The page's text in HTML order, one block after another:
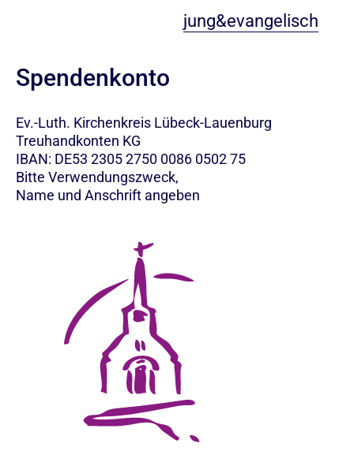
jung&evangelisch
Spendenkonto
Ev.-Luth. Kirchenkreis Lübeck-Lauenburg
Treuhandkonten KG
IBAN: DE53 2305 2750 0086 0502 75
Bitte Verwendungszweck,
Name und Anschrift angeben